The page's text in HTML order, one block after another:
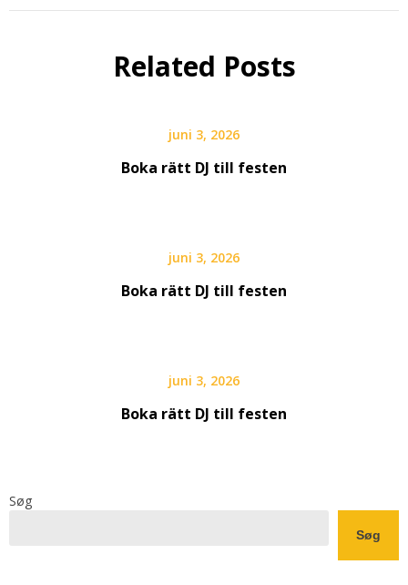
Related Posts
juni 3, 2026
Boka rätt DJ till festen
juni 3, 2026
Boka rätt DJ till festen
juni 3, 2026
Boka rätt DJ till festen
Søg
Søg